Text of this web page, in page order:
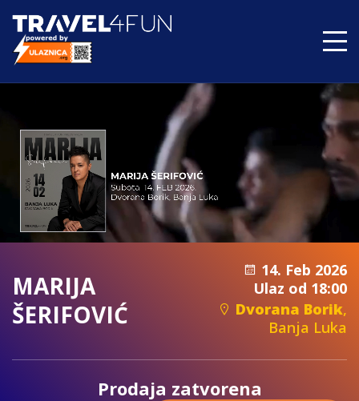
MARIJA
ŠERIFOVIĆ
14. Feb 2026
Ulaz od 18:00
Dvorana Borik,
Banja Luka
Prodaja zatvorena